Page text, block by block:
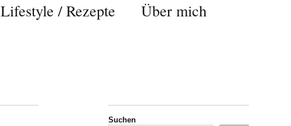
Lifestyle / Rezepte Über mich
Suchen